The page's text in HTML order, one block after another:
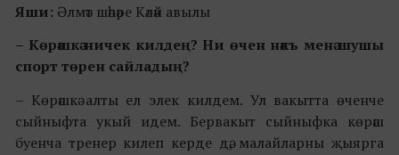
Яши: Әлмәт шәһәре Кәләй авылы
– Көрәшкә ничек килдең? Ни өчен нәкъ менә шушы
спорт төрен сайладың?
– Көрәшкә алты ел элек килдем. Ул вакытта өченче
сыйныфта укый идем. Бервакыт сыйныфка көрәш
буенча тренер килеп керде дә, малайларны җыярга